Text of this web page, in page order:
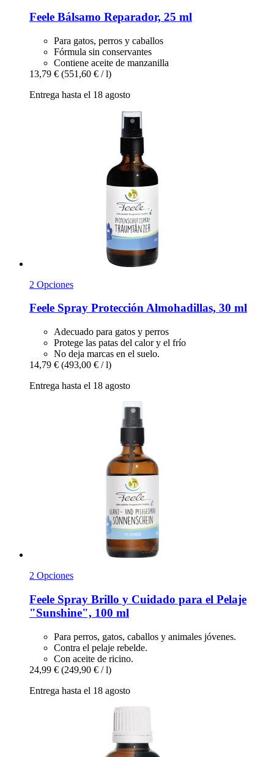
Feele Bálsamo Reparador, 25 ml
Para gatos, perros y caballos
Fórmula sin conservantes
Contiene aceite de manzanilla
13,79 € (551,60 € / l)
Entrega hasta el 18 agosto
2 Opciones
Feele Spray Protección Almohadillas, 30 ml
Adecuado para gatos y perros
Protege las patas del calor y el frío
No deja marcas en el suelo.
14,79 € (493,00 € / l)
Entrega hasta el 18 agosto
2 Opciones
Feele Spray Brillo y Cuidado para el Pelaje
"Sunshine", 100 ml
Para perros, gatos, caballos y animales jóvenes.
Contra el pelaje rebelde.
Con aceite de ricino.
24,99 € (249,90 € / l)
Entrega hasta el 18 agosto